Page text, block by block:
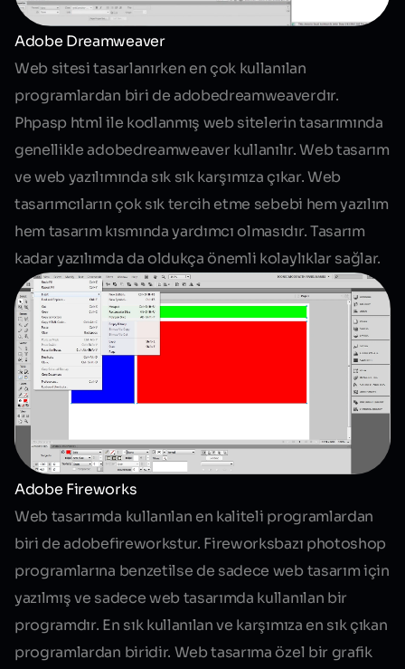
Adobe Dreamweaver
Web sitesi tasarlanırken en çok kullanılan
programlardan biri de adobedreamweaverdır.
Phpasp html ile kodlanmış web sitelerin tasarımında
genellikle adobedreamweaver kullanılır. Web tasarım
veweb yazılımında sık sık karşımıza çıkar. Web
tasarımcıların çok sık tercih etme sebebi hem yazılım
hem tasarım kısmında yardımcı olmasıdır. Tasarım
kadar yazılımda da oldukça önemli kolaylıklar sağlar.
Adobe Fireworks
Web tasarımda kullanılan en kaliteli programlardan
biri de adobefireworkstur. Fireworksbazı photoshop
programlarına benzetilse de sadece web tasarımiçin
yazılmış ve sadece web tasarımda kullanılan bir
programdır. En sık kullanılan ve karşımıza en sık çıkan
programlardan biridir. Web tasarıma özel bir grafik